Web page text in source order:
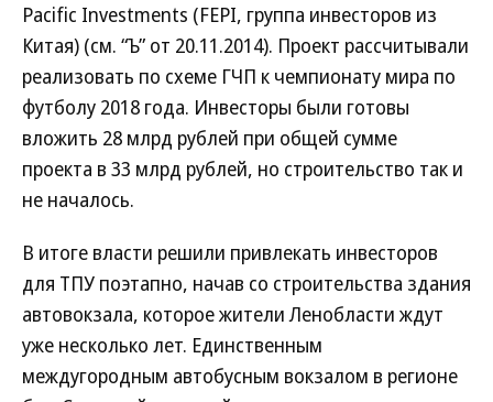
Pacific Investments (FEPI, группа инвесторов из
Китая) (см. “Ъ” от 20.11.2014). Проект рассчитывали
реализовать по схеме ГЧП к чемпионату мира по
футболу 2018 года. Инвесторы были готовы
вложить 28 млрд рублей при общей сумме
проекта в 33 млрд рублей, но строительство так и
не началось.
В итоге власти решили привлекать инвесторов
для ТПУ поэтапно, начав со строительства здания
автовокзала, которое жители Ленобласти ждут
уже несколько лет. Единственным
междугородным автобусным вокзалом в регионе